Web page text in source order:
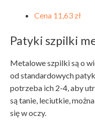
Cena 11,63 zł
Patyki szpilki
Metalowe szpilki są o
od standardowych
potrzeba ich 2-4, aby
są tanie, leciutkie,
się w oczy.